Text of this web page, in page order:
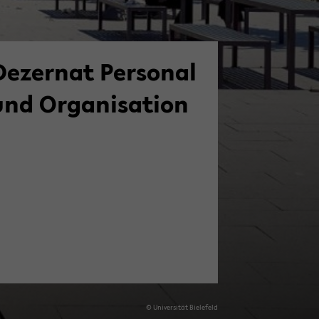
Per­so­nal
Or­ga­ni­sa­ti­on
© Uni­ver­si­tät Bie­le­feld